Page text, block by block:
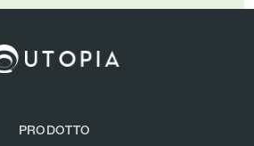
PRODOTTO